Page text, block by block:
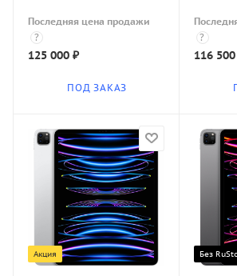
Последняя цена продажи
?
125 000 ₽
ПОД ЗАКАЗ
?
116 500
Акция Без